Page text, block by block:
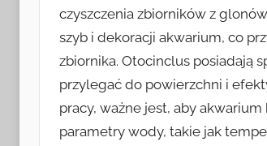
czyszczenia zbiorników z
szyb i dekoracji akwarium, co
zbiornika. Otocinclus posiadają
przylegać do powierzchni i
pracy, ważne jest, aby
parametry wody, takie jak